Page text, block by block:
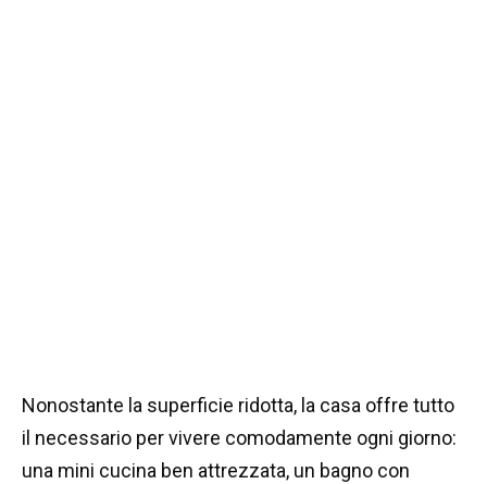
Nonostante la superficie ridotta, la casa offre tutto
il necessario per vivere comodamente ogni giorno:
una mini cucina ben attrezzata, un bagno con